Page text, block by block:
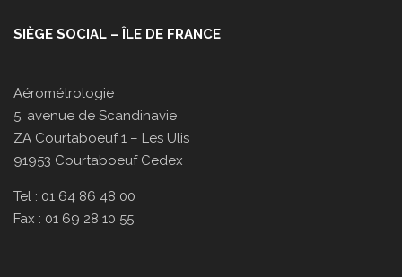
SIÈGE SOCIAL – ÎLE DE FRANCE
Aérométrologie
5, avenue de Scandinavie
ZA Courtaboeuf 1 – Les Ulis
91953 Courtaboeuf Cedex
Tel : 01 64 86 48 00
Fax : 01 69 28 10 55